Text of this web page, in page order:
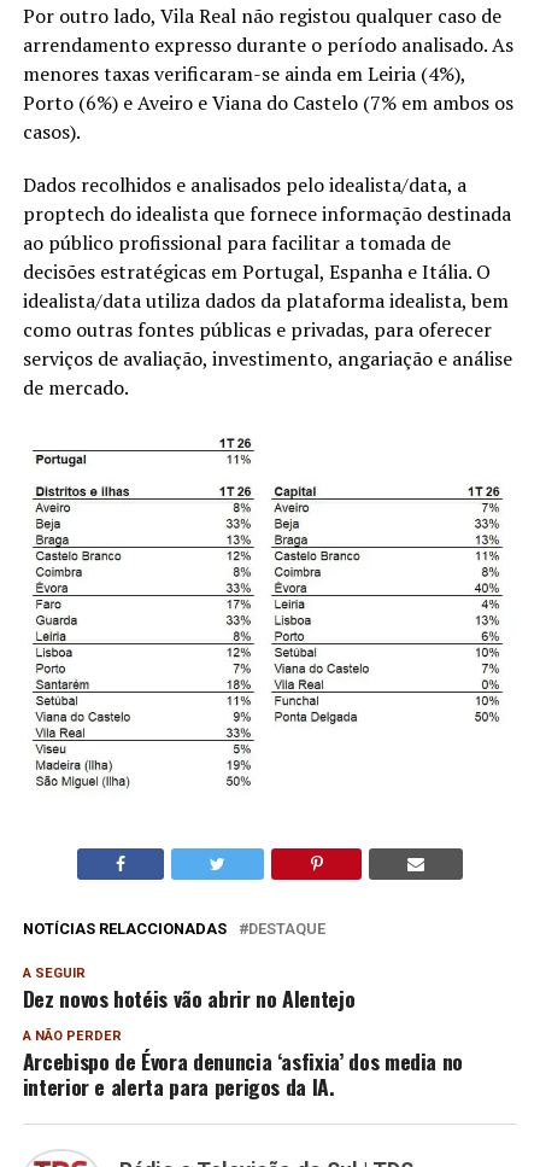
Por outro lado, Vila Real não registou qualquer caso de
arrendamento expresso durante o período analisado. As
menores taxas verificaram-se ainda em Leiria (4%),
Porto (6%) e Aveiro e Viana do Castelo (7% em ambos os
casos).
Dados recolhidos e analisados pelo idealista/data, a
proptech do idealista que fornece informação destinada
ao público profissional para facilitar a tomada de
decisões estratégicas em Portugal, Espanha e Itália. O
idealista/data utiliza dados da plataforma idealista, bem
como outras fontes públicas e privadas, para oferecer
serviços de avaliação, investimento, angariação e análise
de mercado.
NOTÍCIAS RELACCIONADAS DESTAQUE
A SEGUIR
Dez novos hotéis vão abrir no Alentejo
A NÃO PERDER
Arcebispo de Évora denuncia ‘asfixia’ dos media no
interior e alerta para perigos da IA.